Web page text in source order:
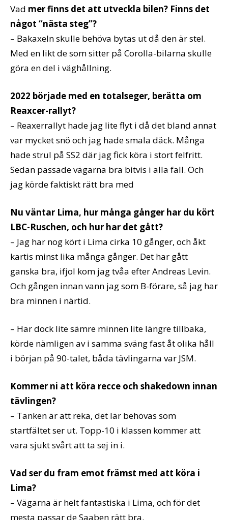
Vad mer finns det att utveckla bilen? Finns det
något “nästa steg”?
– Bakaxeln skulle behöva bytas ut då den är stel.
Med en likt de som sitter på Corolla-bilarna skulle
göra en del i väghållning.
2022 började med en totalseger, berätta om
Reaxcer-rallyt?
– Reaxerrallyt hade jag lite flyt i då det bland annat
var mycket snö och jag hade smala däck. Många
hade strul på SS2 där jag fick köra i stort felfritt.
Sedan passade vägarna bra bitvis i alla fall. Och
jag körde faktiskt rätt bra med
Nu väntar Lima, hur många gånger har du kört
LBC-Ruschen, och hur har det gått?
– Jag har nog kört i Lima cirka 10 gånger, och åkt
kartis minst lika många gånger. Det har gått
ganska bra, ifjol kom jag tvåa efter Andreas Levin.
Och gången innan vann jag som B-förare, så jag har
bra minnen i närtid.
– Har dock lite sämre minnen lite längre tillbaka,
körde nämligen av i samma sväng fast åt olika håll
i början på 90-talet, båda tävlingarna var JSM.
Kommer ni att köra recce och shakedown innan
tävlingen?
– Tanken är att reka, det lär behövas som
startfältet ser ut. Topp-10 i klassen kommer att
vara sjukt svårt att ta sej in i.
Vad ser du fram emot främst med att köra i
Lima?
– Vägarna är helt fantastiska i Lima, och för det
mesta passar de Saaben rätt bra.